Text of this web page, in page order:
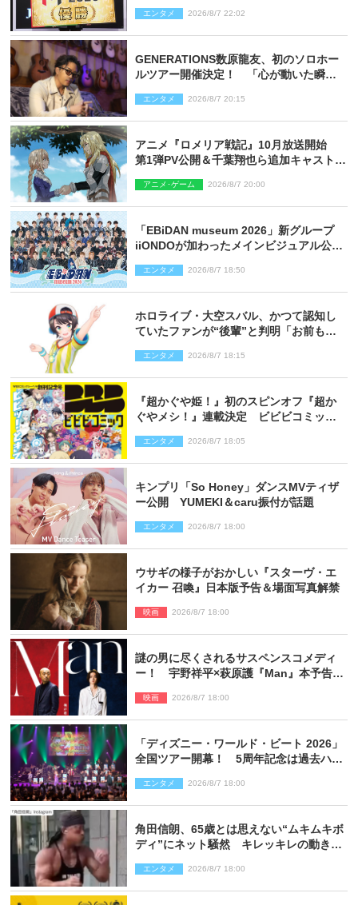
エンタメ 2026/8/7 22:02
GENERATIONS数原龍友、初のソロホー
ルツアー開催決定！ 「心が動いた瞬間
エンタメ 2026/8/7 20:15
アニメ『ロメリア戦記』10月放送開始
第1弾PV公開＆千葉翔也ら追加キャスト4
アニメ･ゲーム 2026/8/7 20:00
「EBiDAN museum 2026」新グループ
iiONDOが加わったメインビジュアル公
エンタメ 2026/8/7 18:50
ホロライブ・大空スバル、かつて認知し
ていたファンが“後輩”と判明「お前もし
エンタメ 2026/8/7 18:15
『超かぐや姫！』初のスピンオフ『超か
ぐやメシ！』連載決定 ビビビコミック
エンタメ 2026/8/7 18:05
キンプリ「So Honey」ダンスMVティザ
ー公開 YUMEKI＆caru振付が話題
エンタメ 2026/8/7 18:00
ウサギの様子がおかしい『スターヴ・エ
イカー 召喚』日本版予告＆場面写真解禁
映画 2026/8/7 18:00
謎の男に尽くされるサスペンスコメディ
ー！ 宇野祥平×萩原護『Man』本予告＆
映画 2026/8/7 18:00
「ディズニー・ワールド・ビート 2026」
全国ツアー開幕！ 5周年記念は過去ハイ
ポート】
エンタメ 2026/8/7 18:00
角田信朗、65歳とは思えない“ムキムキボ
ディ”にネット騒然 キレッキレの動きを
エンタメ 2026/8/7 18:00